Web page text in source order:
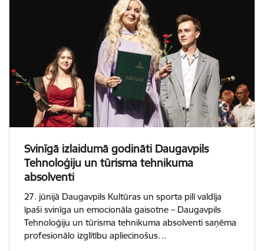
Svinīgā izlaidumā godināti Daugavpils
Tehnoloģiju un tūrisma tehnikuma
absolventi
27. jūnijā Daugavpils Kultūras un sporta pilī valdīja
īpaši svinīga un emocionāla gaisotne – Daugavpils
Tehnoloģiju un tūrisma tehnikuma absolventi saņēma
profesionālo izglītību apliecinošus…